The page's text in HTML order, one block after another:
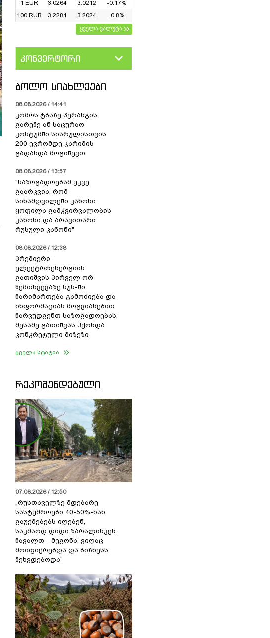
1 EUR
3.0264 3.0212
-0.17%
100 RUB
3.2281 3.2024
-0.8%
ყველა ვალუტა
კონვერტორი
ᲑᲝᲚᲝ ᲡᲘᲐᲮᲚᲔᲔᲑᲘ
08.08.2026 / 14:41
კომოს ტბაზე პერანგის
გარეშე ან საცურაო
კოსტუმში სიარულისთვის
200 ევრომდე ჯარიმის
გადახდა მოგიწევთ
08.08.2026 / 13:57
"საზოგადოებამ უკვე
გაარკვია, რომ
სინამდვილეში კანონი
ყოფილა გამჭვირვალობის
კანონი და არავითარი
რუსული კანონი"
08.08.2026 / 12:38
პრემიერი -
ელექტროენერგიის
გათიშვის პირველ ორ
შემთხვევაზე სუს-ში
წარიმართება გამოძიება და
ინფორმაციას მოგვიანებით
წარვუდგენთ საზოგადოებას,
მესამე გათიშვას ჰქონდა
კონკრეტული მიზეზი
ყველა სტატია
ᲠᲔᲙᲝᲛᲔᲜᲓᲔᲑᲣᲚᲘ
07.08.2026 / 12:50
„რუსთაველზე მდებარე
სასტუმროები 40-50%-იან
გაუქმებებს იღებენ,
საკმაოდ დიდი ზარალისკენ
წავალთ - მეგონა, ვიღაც
მოიფიქრებდა და ბიზნესს
შეხვდებოდა“